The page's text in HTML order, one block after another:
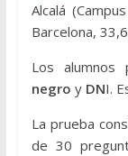
Alcalá
Barcelona,
Los alumnos
negro y DNI.
La prueba
de 30